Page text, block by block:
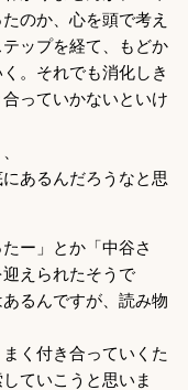
のか、心を頭で考え
ップを経て、もどか
。それでも消化しき
っていかないといけ
あるんだろうなと思
ー」とか「中谷さ
えられたそうで
るんですが、読み物
く付き合っていくた
ていこうと思いま